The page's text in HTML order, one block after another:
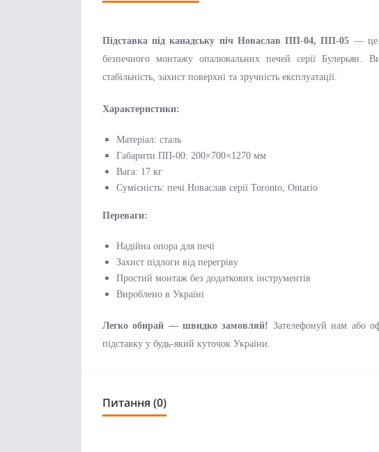
Підставка під канадську піч Новаслав ПП-04, ПП-05 — це
безпечного монтажу опалювальних печей серії Булерьян.
стабільність, захист поверхні та зручність експлуатації.
Характеристики:
Матеріал: сталь
Габарити ПП-00: 200×700×1270 мм
Вага: 17 кг
Сумісність: печі Новаслав серії Toronto, Ontario
Переваги:
Надійна опора для печі
Захист підлоги від перегріву
Простий монтаж без додаткових інструментів
Вироблено в Україні
Легко обирай — швидко замовляй! Зателефонуй нам або
підставку у будь-який куточок України.
Питання (0)